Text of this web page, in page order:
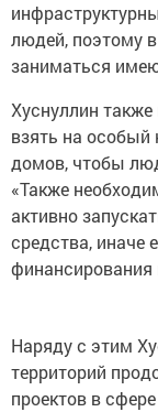
людей, поэтому
заниматься
Хуснуллин
взять на особый
домов, чтобы
«Также
активно
средства, иначе
Наряду с этим
территорий
проектов в